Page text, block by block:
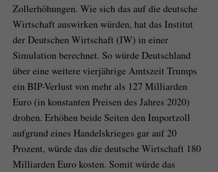
Zollerhöhungen. Wie sich das auf die deutsche
Wirtschaft auswirken würden, hat das Institut
der Deutschen Wirtschaft (IW) in einer
Simulation berechnet. So würde Deutschland
über eine weitere vierjährige Amtszeit Trumps
ein BIP-Verlust von mehr als 127 Milliarden
Euro (in konstanten Preisen des Jahres 2020)
drohen. Erhöhen beide Seiten den Importzoll
aufgrund eines Handelskrieges gar auf 20
Prozent, würde das die deutsche Wirtschaft 180
Milliarden Euro kosten. Somit würde das